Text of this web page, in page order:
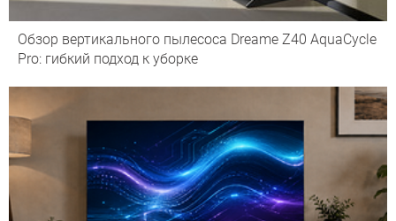
Обзор вертикального пылесоса Dreame Z40 AquaCycle
Pro: гибкий подход к уборке